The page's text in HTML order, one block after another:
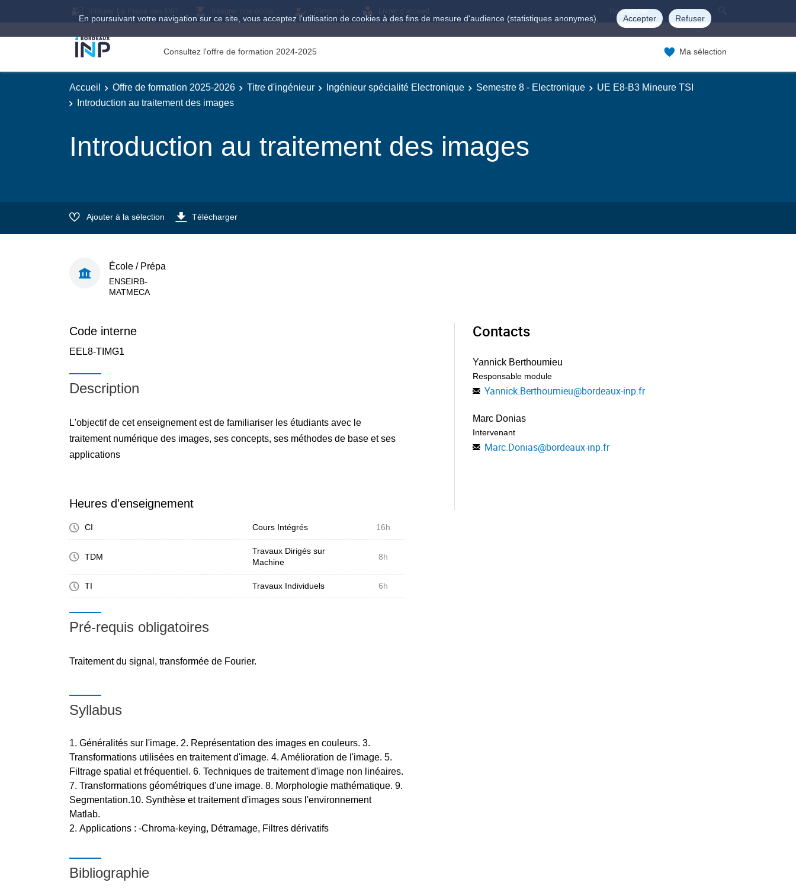
En poursuivant votre navigation sur ce site, vous acceptez l'utilisation de cookies à des fins de mesure d'audience (statistiques anonymes). Accepter Refuser
Intégrer La Prépa des INP Intégrer une école S'inscrire Livret d'accueil
Consultez l'offre de formation 2024-2025 Ma sélection
Accueil Offre de formation 2025-2026 Titre d'ingénieur Ingénieur spécialité Electronique Semestre 8 - Electronique
UE E8-B3 Mineure TSI
Introduction au traitement des images
Introduction au traitement des images
Ajouter à la sélection Télécharger
École / Prépa
ENSEIRB-
MATMECA
Code interne
EEL8-TIMG1
Description
L'objectif de cet enseignement est de familiariser les étudiants avec le
traitement numérique des images, ses concepts, ses méthodes de base et ses
applications
Heures d'enseignement
CI Cours Intégrés 16h
TDM
Travaux Dirigés sur
Machine
8h
TI Travaux Individuels 6h
Pré-requis obligatoires
Traitement du signal, transformée de Fourier.
Syllabus
Généralités sur l'image. 2. Représentation des images en couleurs. 3.
Transformations utilisées en traitement d'image. 4. Amélioration de l'image. 5.
Filtrage spatial et fréquentiel. 6. Techniques de traitement d'image non linéaires.
7. Transformations géométriques d'une image. 8. Morphologie mathématique. 9.
Segmentation.10. Synthèse et traitement d'images sous l'environnement
Matlab.
Applications : -Chroma-keying, Détramage, Filtres dérivatifs
Bibliographie
Contacts
Yannick Berthoumieu
Responsable module
Yannick.Berthoumieu@bordeaux-inp.fr
Marc Donias
Intervenant
Marc.Donias@bordeaux-inp.fr